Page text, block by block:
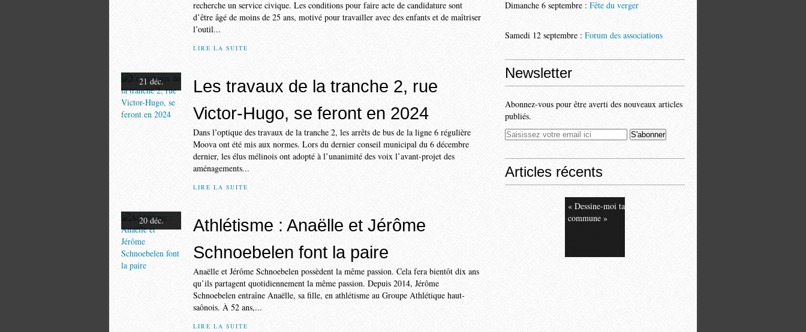
recherche un service civique. Les conditions pour faire acte de candidature sont
d’être âgé de moins de 25 ans, motivé pour travailler avec des enfants et de maîtriser
l’outil...
LIRE LA SUITE
21 déc.
Les travaux de la tranche 2, rue
Victor-Hugo, se feront en 2024
Dans l’optique des travaux de la tranche 2, les arrêts de bus de la ligne 6 régulière
Moova ont été mis aux normes. Lors du dernier conseil municipal du 6 décembre
dernier, les élus mélinois ont adopté à l’unanimité des voix l’avant-projet des
aménagements...
LIRE LA SUITE
20 déc.
Athlétisme : Anaëlle et Jérôme
Schnoebelen font la paire
Anaëlle et Jérôme Schnoebelen possèdent la même passion. Cela fera bientôt dix ans
qu’ils partagent quotidiennement la même passion. Depuis 2014, Jérôme
Schnoebelen entraîne Anaëlle, sa fille, en athlétisme au Groupe Athlétique haut-
saônois. À 52 ans,...
LIRE LA SUITE
Dimanche 6 septembre : Fête du verger
Samedi 12 septembre : Forum des associations
Newsletter
Abonnez-vous pour être averti des nouveaux articles
publiés.
Articles récents
« Dessine-moi ta
commune »